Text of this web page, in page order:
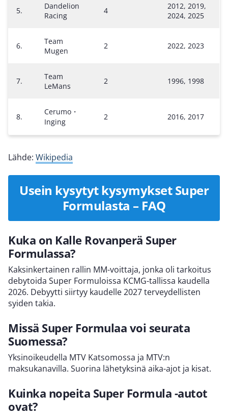
5.
Dandelion
Racing
4
2012, 2019,
2024, 2025
6.
Team
Mugen
2 2022, 2023
7.
Team
LeMans
2 1996, 1998
8.
Cerumo・
Inging
2 2016, 2017
Lähde: Wikipedia
Usein kysytyt kysymykset Super
Formulasta – FAQ
Kuka on Kalle Rovanperä Super
Formulassa?
Kaksinkertainen rallin MM-voittaja, jonka oli tarkoitus
debytoida Super Formuloissa KCMG-tallissa kaudella
2026. Debyytti siirtyy kaudelle 2027 terveydellisten
syiden takia.
Missä Super Formulaa voi seurata
Suomessa?
Yksinoikeudella MTV Katsomossa ja MTV:n
maksukanavilla. Suorina lähetyksinä aika-ajot ja kisat.
Kuinka nopeita Super Formula -autot
ovat?